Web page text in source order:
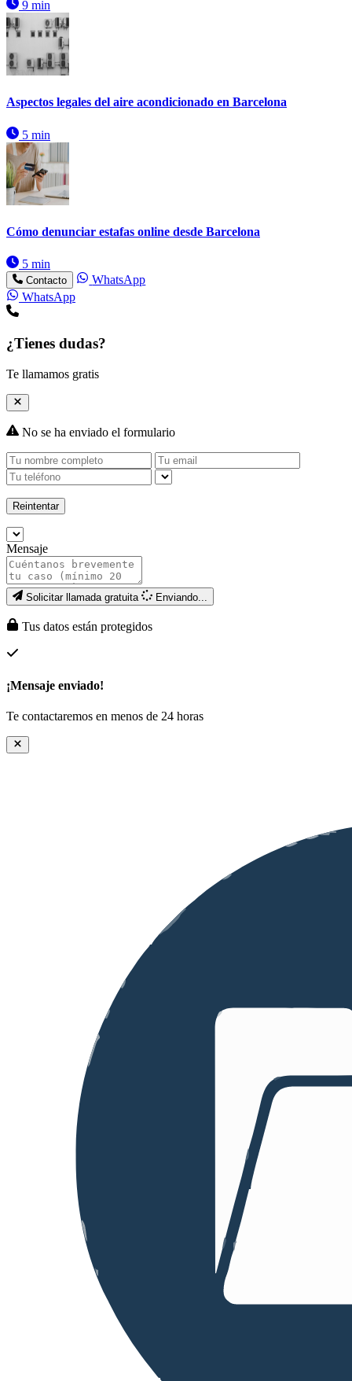
9 min
Aspectos legales del aire acondicionado en Barcelona
5 min
Cómo denunciar estafas online desde Barcelona
5 min
Contacto
WhatsApp
WhatsApp
¿Tienes dudas?
Te llamamos gratis
No se ha enviado el formulario
Reintentar
Mensaje
Solicitar llamada gratuita Enviando...
Tus datos están protegidos
¡Mensaje enviado!
Te contactaremos en menos de 24 horas